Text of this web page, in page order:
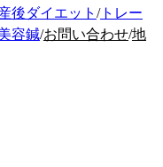
後ダイエット /トレー
容鍼/お問い合わせ/地